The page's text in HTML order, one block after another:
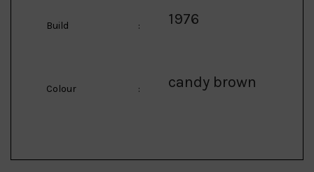
Build : 1976
Colour : candy brown